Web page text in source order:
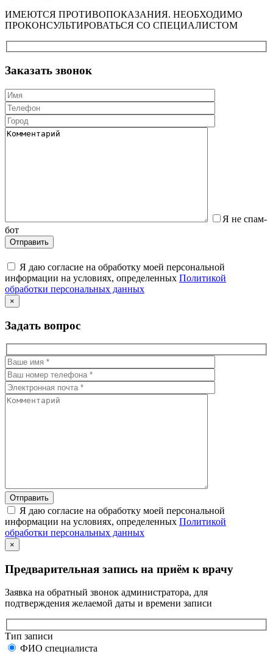
ИМЕЮТСЯ ПРОТИВОПОКАЗАНИЯ. НЕОБХОДИМО
ПРОКОНСУЛЬТИРОВАТЬСЯ СО СПЕЦИАЛИСТОМ
Заказать звонок
Я не спам-
бот
Я даю согласие на обработку моей персональной
информации на условиях, определенных Политикой
обработки персональных данных
×
Задать вопрос
Я даю согласие на обработку моей персональной
информации на условиях, определенных Политикой
обработки персональных данных
×
Предварительная запись на приём к врачу
Заявка на обратный звонок администратора, для
подтверждения желаемой даты и времени записи
Тип записи
ФИО специалиста